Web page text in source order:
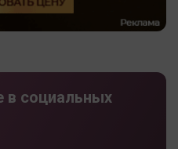
в социальных